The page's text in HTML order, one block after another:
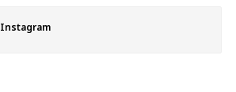
Instagram